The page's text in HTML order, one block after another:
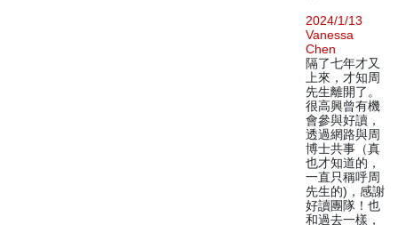
2024/1/13
Vanessa
Chen
隔了七年才又
上來，才知周
先生離開了。
很高興曾有機
會參與好讀，
透過網路與周
博士共事（真
也才知道的，
一直只稱呼周
先生的)，感謝
好讀團隊！也
和過去一樣，